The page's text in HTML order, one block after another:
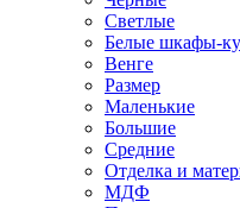
Светлые
Белые шкафы-
Венге
Размер
Маленькие
Большие
Средние
Отделка и
МДФ